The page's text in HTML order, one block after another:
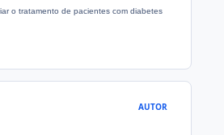
o tratamento de pacientes com diabetes
AUTOR